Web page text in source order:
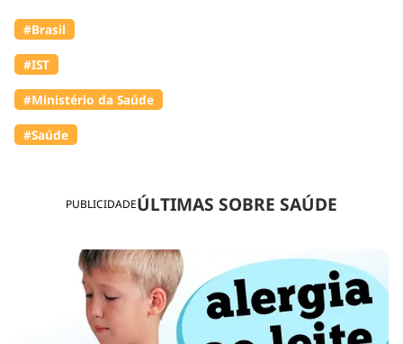
PUBLICIDADEÚLTIMAS SOBRE SAÚDE
#Brasil
#IST
#Ministério da Saúde
#Saúde